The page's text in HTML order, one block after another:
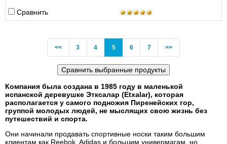
Сравнить
<<Previous
3 4 5(current)
6 7 >>
Компания была создана в 1985 году в маленькой
испанской деревушке Этксалар (Etxalar), которая
располагается у самого подножия Пиренейских гор,
группой молодых людей, не мыслящих свою жизнь без
путешествий и спорта.
Они начинали продавать спортивные носки таким большим
клиентам как Reebok, Adidas и большим универмагам, но